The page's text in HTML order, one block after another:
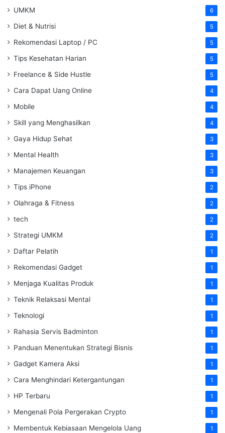
UMKM 6
Diet & Nutrisi 5
Rekomendasi Laptop / PC 5
Tips Kesehatan Harian 5
Freelance & Side Hustle 5
Cara Dapat Uang Online 4
Mobile 4
Skill yang Menghasilkan 4
Gaya Hidup Sehat 3
Mental Health 3
Manajemen Keuangan 3
Tips iPhone 2
Olahraga & Fitness 2
tech 2
Strategi UMKM 2
Daftar Pelatih 1
Rekomendasi Gadget 1
Menjaga Kualitas Produk 1
Teknik Relaksasi Mental 1
Teknologi 1
Rahasia Servis Badminton 1
Panduan Menentukan Strategi Bisnis 1
Gadget Kamera Aksi 1
Cara Menghindari Ketergantungan 1
HP Terbaru 1
Mengenali Pola Pergerakan Crypto 1
Membentuk Kebiasaan Mengelola Uang 1